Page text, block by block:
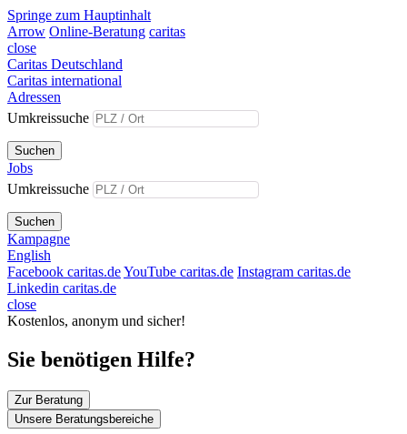
Springe zum Hauptinhalt
Arrow Online-Beratung caritas
close
Caritas Deutschland
Caritas international
Adressen
Umkreissuche
Suchen
Jobs
Umkreissuche
Suchen
Kampagne
English
Facebook caritas.deYouTube caritas.de Instagram caritas.de
Linkedin caritas.de
close
Kostenlos, anonym und sicher!
Sie benötigen Hilfe?
Zur Beratung
Unsere Beratungsbereiche